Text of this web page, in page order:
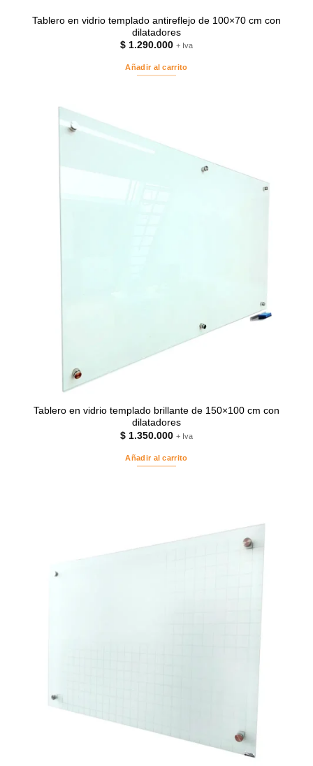
Tablero en vidrio templado antireflejo de 100×70 cm con
dilatadores
$ 1.290.000 + Iva
Añadir al carrito
Tablero en vidrio templado brillante de 150×100 cm con
dilatadores
$ 1.350.000 + Iva
Añadir al carrito